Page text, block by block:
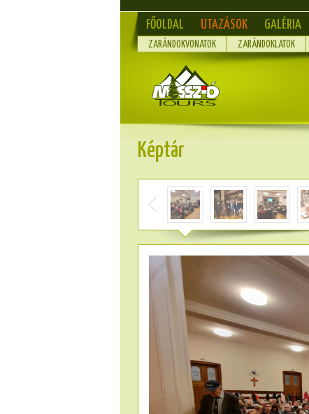
FŐOLDAL UTAZÁSOK GALÉRIA
ZARÁNDOKVONATOK ZARÁNDOKLATOK
Képtár